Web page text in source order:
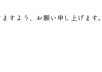
すよう、お願い申し上げます。